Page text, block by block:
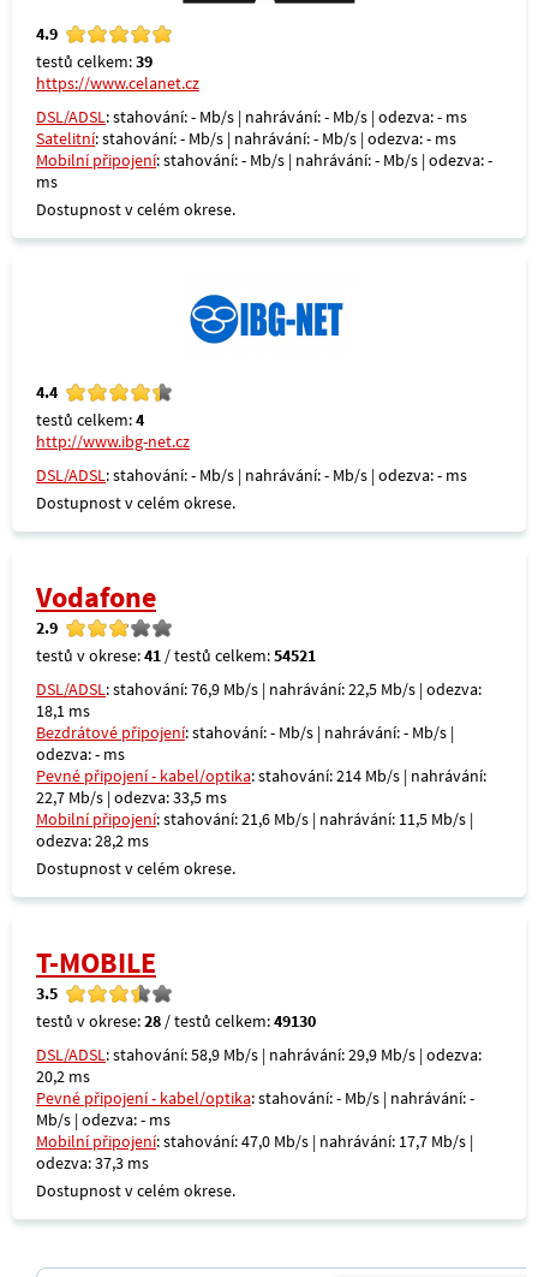
4.9
testů celkem:39
https://www.celanet.cz
DSL/ADSL: stahování: - Mb/s | nahrávání: - Mb/s | odezva: - ms
Satelitní: stahování: - Mb/s | nahrávání: - Mb/s | odezva: - ms
Mobilní připojení: stahování: - Mb/s | nahrávání: - Mb/s | odezva: -
ms
Dostupnost v celém okrese.
4.4
testů celkem:4
http://www.ibg-net.cz
DSL/ADSL: stahování: - Mb/s | nahrávání: - Mb/s | odezva: - ms
Dostupnost v celém okrese.
Vodafone
2.9
testů v okrese:41 / testů celkem:54521
DSL/ADSL: stahování: 76,9 Mb/s | nahrávání: 22,5 Mb/s | odezva:
18,1 ms
Bezdrátové připojení: stahování: - Mb/s | nahrávání: - Mb/s |
odezva: - ms
Pevné připojení - kabel/optika: stahování: 214 Mb/s | nahrávání:
22,7 Mb/s | odezva: 33,5 ms
Mobilní připojení: stahování: 21,6 Mb/s | nahrávání: 11,5 Mb/s |
odezva: 28,2 ms
Dostupnost v celém okrese.
T-MOBILE
3.5
testů v okrese:28 / testů celkem:49130
DSL/ADSL: stahování: 58,9 Mb/s | nahrávání: 29,9 Mb/s | odezva:
20,2 ms
Pevné připojení - kabel/optika: stahování: - Mb/s | nahrávání: -
Mb/s | odezva: - ms
Mobilní připojení: stahování: 47,0 Mb/s | nahrávání: 17,7 Mb/s |
odezva: 37,3 ms
Dostupnost v celém okrese.